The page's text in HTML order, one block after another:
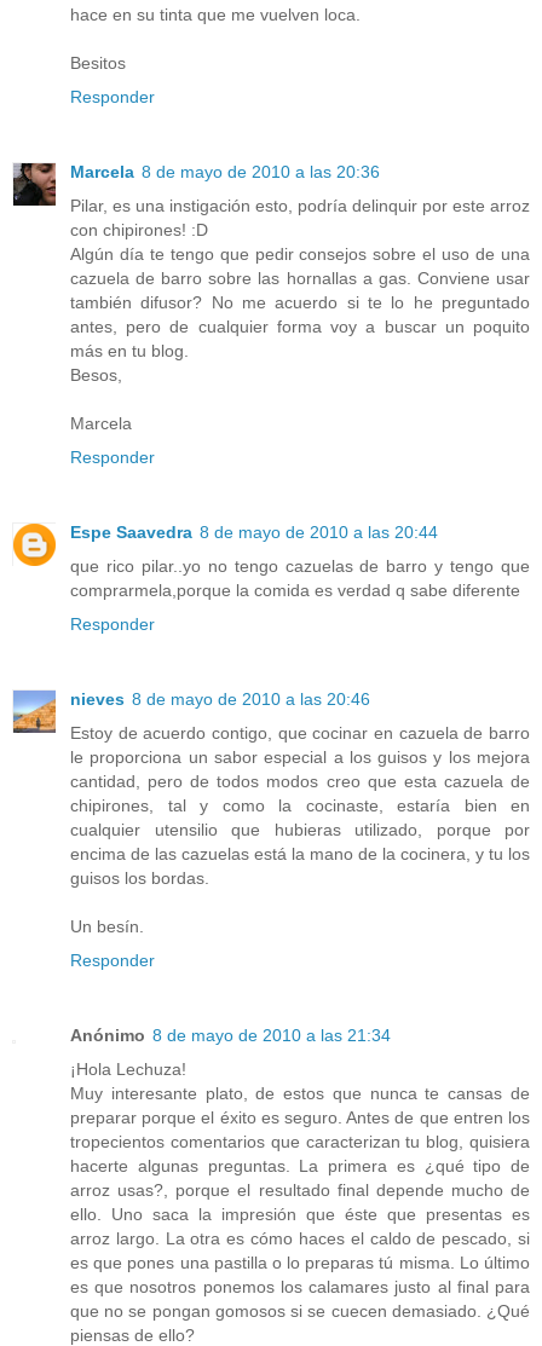
hace en su tinta que me vuelven loca.
Besitos
Responder
Marcela 8 de mayo de 2010 a las 20:36
Pilar, es una instigación esto, podría delinquir por este arroz
con chipirones! :D
Algún día te tengo que pedir consejos sobre el uso de una
cazuela de barro sobre las hornallas a gas. Conviene usar
también difusor? No me acuerdo si te lo he preguntado
antes, pero de cualquier forma voy a buscar un poquito
más en tu blog.
Besos,
Marcela
Responder
Espe Saavedra 8 de mayo de 2010 a las 20:44
que rico pilar..yo no tengo cazuelas de barro y tengo que
comprarmela,porque la comida es verdad q sabe diferente
Responder
nieves 8 de mayo de 2010 a las 20:46
Estoy de acuerdo contigo, que cocinar en cazuela de barro
le proporciona un sabor especial a los guisos y los mejora
cantidad, pero de todos modos creo que esta cazuela de
chipirones, tal y como la cocinaste, estaría bien en
cualquier utensilio que hubieras utilizado, porque por
encima de las cazuelas está la mano de la cocinera, y tu los
guisos los bordas.
Un besín.
Responder
Anónimo 8 de mayo de 2010 a las 21:34
¡Hola Lechuza!
Muy interesante plato, de estos que nunca te cansas de
preparar porque el éxito es seguro. Antes de que entren los
tropecientos comentarios que caracterizan tu blog, quisiera
hacerte algunas preguntas. La primera es ¿qué tipo de
arroz usas?, porque el resultado final depende mucho de
ello. Uno saca la impresión que éste que presentas es
arroz largo. La otra es cómo haces el caldo de pescado, si
es que pones una pastilla o lo preparas tú misma. Lo último
es que nosotros ponemos los calamares justo al final para
que no se pongan gomosos si se cuecen demasiado. ¿Qué
piensas de ello?